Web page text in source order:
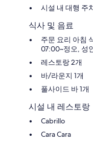
시설 내 대행 주
식사 및 음료
주문 요리 아침
07:00~정오, 성
레스토랑 2개
바/라운지 1개
풀사이드 바 1개
시설 내 레스토랑
Cabrillo
Cara Cara